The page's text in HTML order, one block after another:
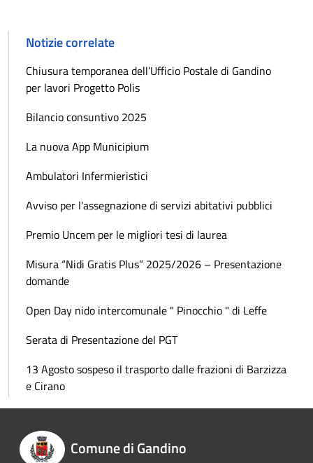
Notizie correlate
Chiusura temporanea dell’Ufficio Postale di Gandino
per lavori Progetto Polis
Bilancio consuntivo 2025
La nuova App Municipium
Ambulatori Infermieristici
Avviso per l'assegnazione di servizi abitativi pubblici
Premio Uncem per le migliori tesi di laurea
Misura “Nidi Gratis Plus” 2025/2026 – Presentazione
domande
Open Day nido intercomunale " Pinocchio " di Leffe
Serata di Presentazione del PGT
13 Agosto sospeso il trasporto dalle frazioni di Barzizza
e Cirano
Comune di Gandino